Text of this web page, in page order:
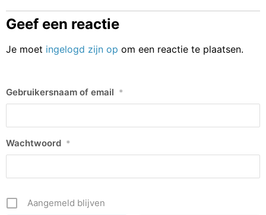
Geef een reactie
Je moet ingelogd zijn op om een reactie te plaatsen.
Gebruikersnaam of email *
Wachtwoord *
Aangemeld blijven